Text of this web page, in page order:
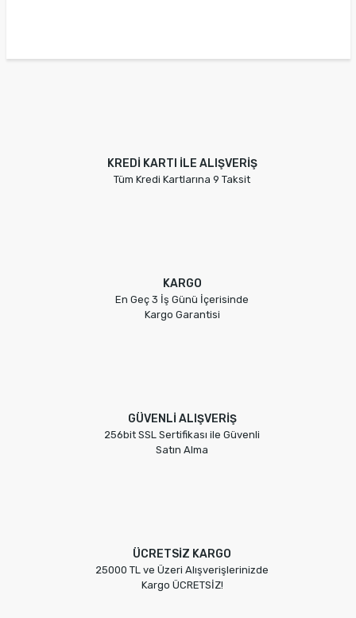
KREDİ KARTI İLE ALIŞVERİŞ
Tüm Kredi Kartlarına 9 Taksit
KARGO
En Geç 3 İş Günü İçerisinde
Kargo Garantisi
GÜVENLİ ALIŞVERİŞ
256bit SSL Sertifikası ile Güvenli
Satın Alma
ÜCRETSİZ KARGO
25000 TL ve Üzeri Alışverişlerinizde
Kargo ÜCRETSİZ!